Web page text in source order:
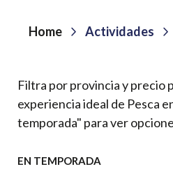
Home Actividades
Filtra por provincia y precio
experiencia ideal de Pesca
temporada" para ver
EN TEMPORADA